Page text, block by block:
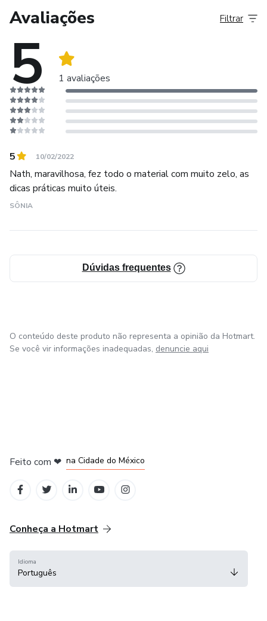
O momento em que eu decidi o que faria da minha vida
profissional foi libertador. Desde esse dia planejei e
a minha transição de carreira.
Naquela época me sentia perdida, sozinha e sem
direcionamento.
Hoje quero mostrar para mais mulheres as estratégias que
mostrar a elas que esse pode ser um momento mais leve
da vida. Sem tanto drama. Sejam quais forem os motivos
que impulsionam a mudança.
Nathalia
Avaliações
5 1 avaliações
Filtrar
5 10/02/2022
Nath, maravilhosa, fez todo o material com muito zelo, as
dicas práticas muito úteis.
SÔNIA
Dúvidas frequentes
O conteúdo deste produto não representa a opinião da Hotmart.
Se você vir informações inadequadas, denuncie aqui
Feito com ❤ na Cidade do México
Conheça a Hotmart
Idioma
Português